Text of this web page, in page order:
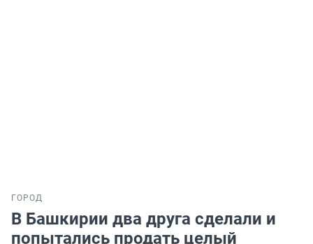
ГОРОД
В Башкирии два друга cделали и
попытались продать целый